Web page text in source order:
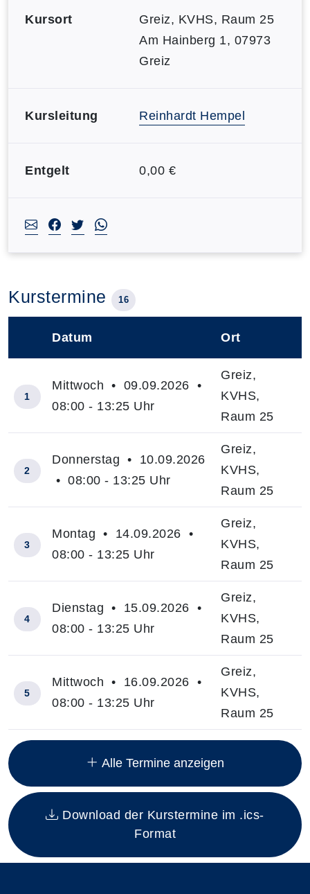
Kursort
Greiz, KVHS, Raum 25
Am Hainberg 1, 07973
Greiz
Kursleitung Reinhardt Hempel
Entgelt 0,00 €
Kurstermine 16
Insgesamt gibt es 16 Termine zum diesen Kurs
Datum Ort
1
Mittwoch • 09.09.2026 •
08:00 - 13:25 Uhr
Greiz,
KVHS,
Raum 25
2
Donnerstag • 10.09.2026
• 08:00 - 13:25 Uhr
Greiz,
KVHS,
Raum 25
3
Montag • 14.09.2026 •
08:00 - 13:25 Uhr
Greiz,
KVHS,
Raum 25
4
Dienstag • 15.09.2026 •
08:00 - 13:25 Uhr
Greiz,
KVHS,
Raum 25
5
Mittwoch • 16.09.2026 •
08:00 - 13:25 Uhr
Greiz,
KVHS,
Raum 25
Alle Termine anzeigen
Download der Kurstermine im .ics-
Format